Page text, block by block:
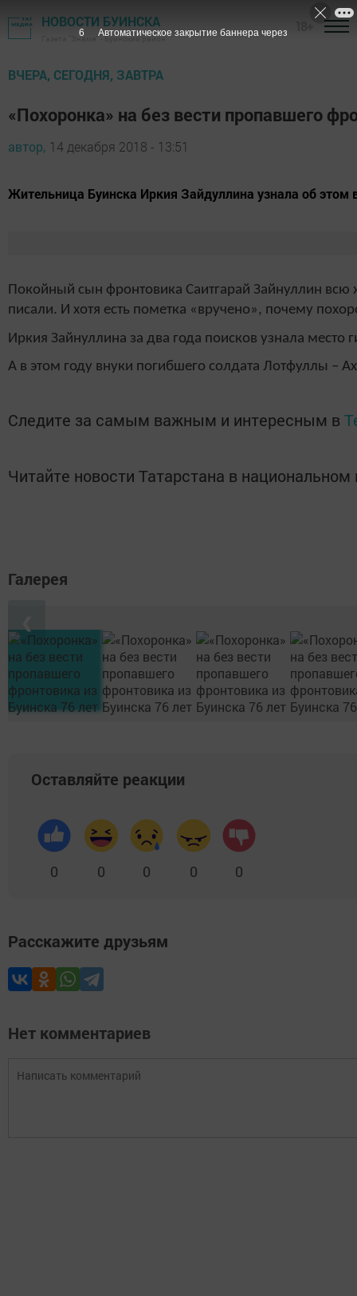
НОВОСТИ БУИНСКА
Газета "Знамя" - Буинский район
ВЧЕРА, СЕГОДНЯ, ЗАВТРА
«Похоронка» на без вести пропавшего
автор, 14 декабря 2018 - 13:51
Жительница Буинска Иркия Зайдуллина узнала об
Покойный сын фронтовика Саитгарай Зайнуллин всю
писали. И хотя есть пометка «вручено», почему
Иркия Зайнуллина за два года поисков узнала
А в этом году внуки погибшего солдата Лотфуллы –
Следите за самым важным и интересным в
Читайте новости Татарстана в
Галерея
Оставляйте реакции
0 0 0 0 0
Расскажите друзьям
Нет комментариев
5 Автоматическое закрытие баннера через